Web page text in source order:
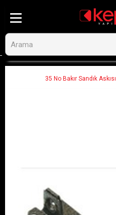
35 No Bakır Sandık Askısı